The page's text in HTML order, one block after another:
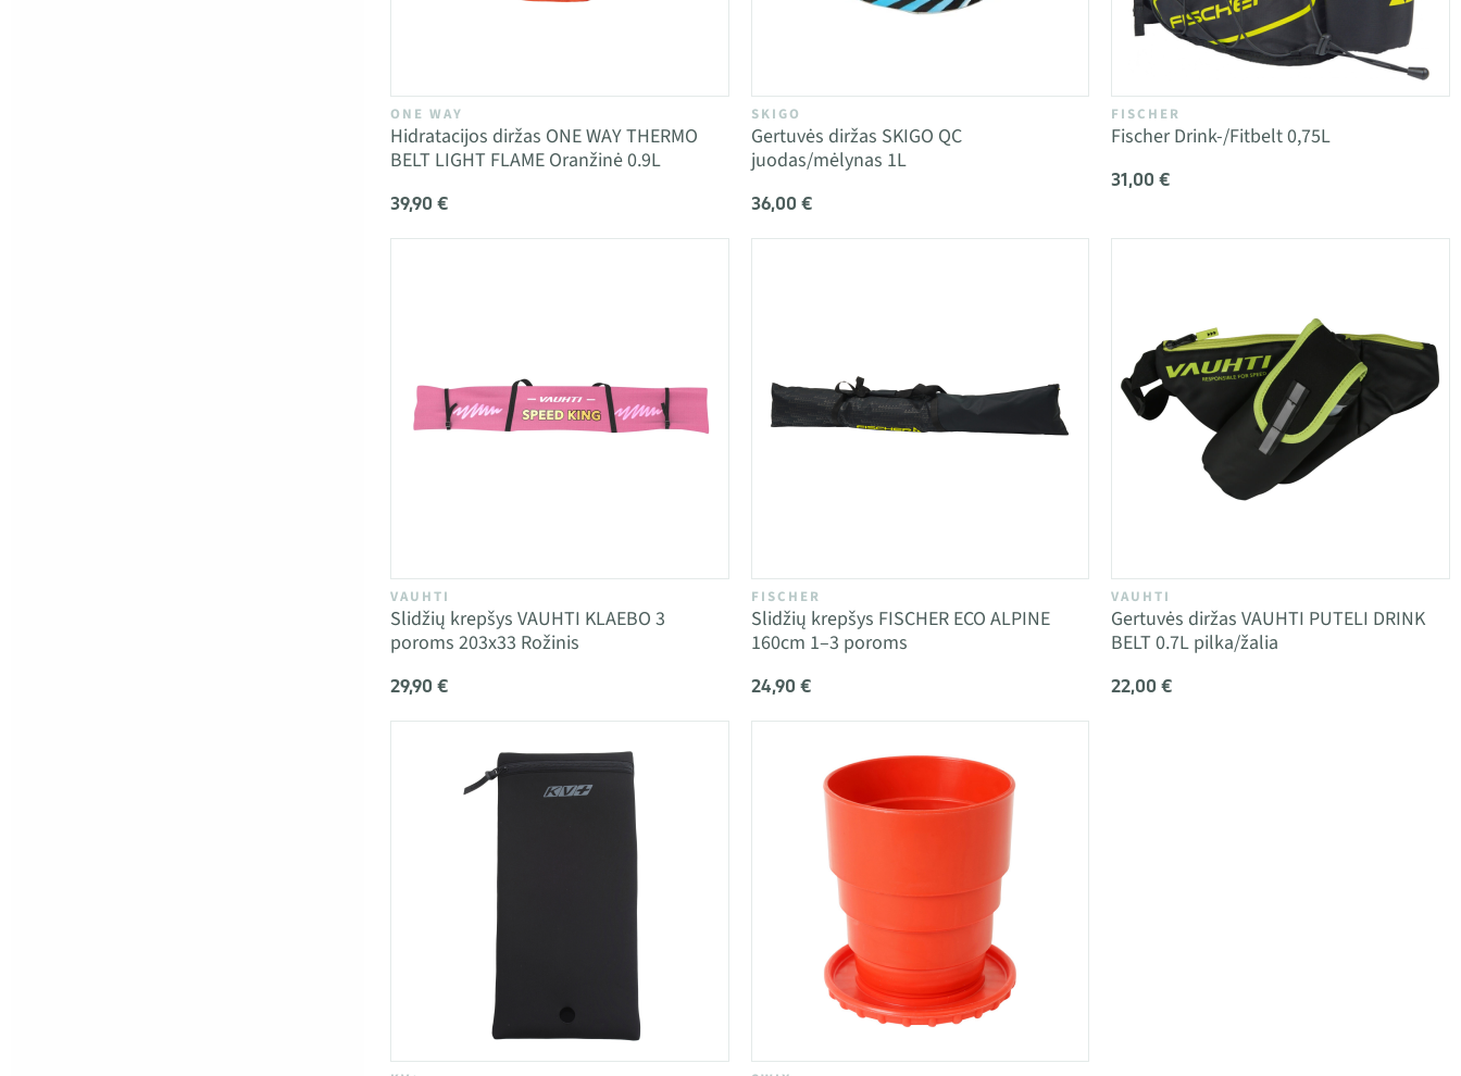
ONE WAY
Hidratacijos diržas ONE WAY THERMO
BELT LIGHT FLAME Oranžinė 0.9L
39,90 €
SKIGO
Gertuvės diržas SKIGO QC
juodas/mėlynas 1L
36,00 €
FISCHER
Fischer Drink-/Fitbelt 0,75L
31,00 €
VAUHTI
Slidžių krepšys VAUHTI KLAEBO 3
poroms 203x33 Rožinis
29,90 €
FISCHER
Slidžių krepšys FISCHER ECO ALPINE
160cm 1–3 poroms
24,90 €
VAUHTI
Gertuvės diržas VAUHTI PUTELI DRINK
BELT 0.7L pilka/žalia
22,00 €